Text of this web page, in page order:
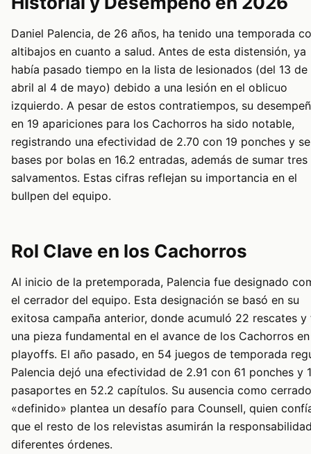
Daniel Palencia, de 26 años, ha tenido una temporada
altibajos en cuanto a salud. Antes de esta distensión, ya
había pasado tiempo en la lista de lesionados (del 13 de
abril al 4 de mayo) debido a una lesión en el oblicuo
izquierdo. A pesar de estos contratiempos, su
en 19 apariciones para los Cachorros ha sido notable,
registrando una efectividad de 2.70 con 19 ponches y
bases por bolas en 16.2 entradas, además de sumar tres
salvamentos. Estas cifras reflejan su importancia en el
bullpen del equipo.
Rol Clave en los Cachorros
Al inicio de la pretemporada, Palencia fue designado
el cerrador del equipo. Esta designación se basó en su
exitosa campaña anterior, donde acumuló 22 rescates y
una pieza fundamental en el avance de los Cachorros
playoffs. El año pasado, en 54 juegos de temporada
Palencia dejó una efectividad de 2.91 con 61 ponches y
pasaportes en 52.2 capítulos. Su ausencia como
«definido» plantea un desafío para Counsell, quien
que el resto de los relevistas asumirán la
diferentes órdenes.